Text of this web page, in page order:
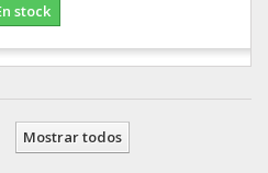
stock
Mostrar todos